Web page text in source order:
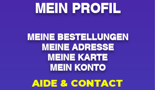
MEIN PROFIL
MEINE BESTELLUNGEN
MEINE ADRESSE
MEINE KARTE
MEIN KONTO
AIDE & CONTACT